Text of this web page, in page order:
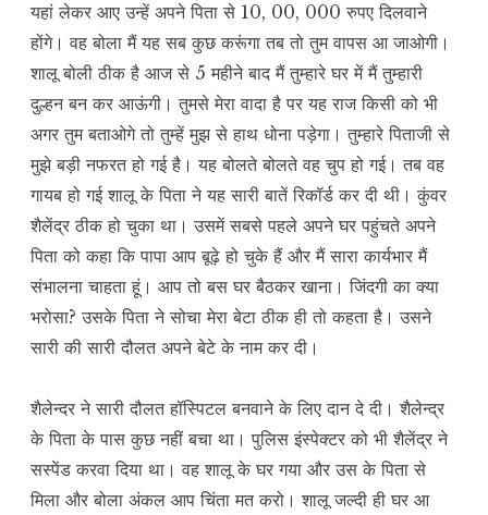
यहां लेकर आए उन्हें अपने पिता से 10, 00, 000 रुपए दिलवाने
होंगे। वह बोला मैं यह सब कुछ करूंगा तब तो तुम वापस आ जाओगी।
शालू बोली ठीक है आज से 5 महीने बाद मैं तुम्हारे घर में मैं तुम्हारी
दुल्हन बन कर आऊंगी। तुमसे मेरा वादा है पर यह राज किसी को भी
अगर तुम बताओगे तो तुम्हें मुझ से हाथ धोना पड़ेगा। तुम्हारे पिताजी से
मुझे बड़ी नफरत हो गई है। यह बोलते बोलते वह चुप हो गई। तब वह
गायब हो गई शालू के पिता ने यह सारी बातें रिकॉर्ड कर दी थी। कुंवर
शैलेंद्र ठीक हो चुका था। उसमें सबसे पहले अपने घर पहुंचते अपने
पिता को कहा कि पापा आप बूढ़े हो चुके हैं और मैं सारा कार्यभार मैं
संभालना चाहता हूं। आप तो बस घर बैठकर खाना। जिंदगी का क्या
भरोसा? उसके पिता ने सोचा मेरा बेटा ठीक ही तो कहता है। उसने
सारी की सारी दौलत अपने बेटे के नाम कर दी।
शैलेन्दर ने सारी दौलत हॉस्पिटल बनवाने के लिए दान दे दी। शैलेन्द्र
के पिता के पास कुछ नहीं बचा था। पुलिस इंस्पेक्टर को भी शैलेंद्र ने
सस्पेंड करवा दिया था। वह शालू के घर गया और उस के पिता से
मिला और बोला अंकल आप चिंता मत करो। शालू जल्दी ही घर आ